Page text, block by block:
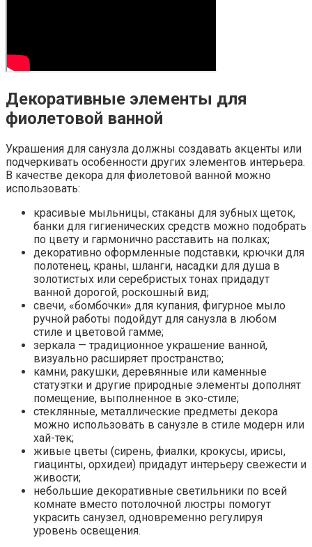
Декоративные элементы для
фиолетовой ванной
Украшения для санузла должны создавать акценты или
подчеркивать особенности других элементов интерьера.
В качестве декора для фиолетовой ванной можно
использовать:
красивые мыльницы, стаканы для зубных щеток,
банки для гигиенических средств можно подобрать
по цвету и гармонично расставить на полках;
декоративно оформленные подставки, крючки для
полотенец, краны, шланги, насадки для душа в
золотистых или серебристых тонах придадут
ванной дорогой, роскошный вид;
свечи, «бомбочки» для купания, фигурное мыло
ручной работы подойдут для санузла в любом
стиле и цветовой гамме;
зеркала — традиционное украшение ванной,
визуально расширяет пространство;
камни, ракушки, деревянные или каменные
статуэтки и другие природные элементы дополнят
помещение, выполненное в эко-стиле;
стеклянные, металлические предметы декора
можно использовать в санузле в стиле модерн или
хай-тек;
живые цветы (сирень, фиалки, крокусы, ирисы,
гиацинты, орхидеи) придадут интерьеру свежести и
живости;
небольшие декоративные светильники по всей
комнате вместо потолочной люстры помогут
украсить санузел, одновременно регулируя
уровень освещения.